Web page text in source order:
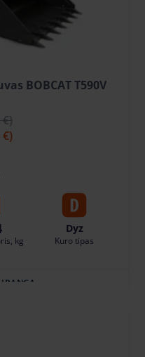
BOBCAT T590V
€)
€)
kg
Dyz
Kuro tipas